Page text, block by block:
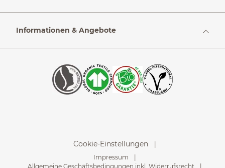
Informationen & Angebote
Cookie-Einstellungen
Impressum
Allgemeine Geschäftsbedingungen inkl. Widerrufsrecht